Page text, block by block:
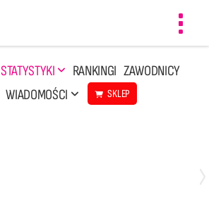
STATYSTYKI RANKINGI ZAWODNICY
WIADOMOŚCI SKLEP